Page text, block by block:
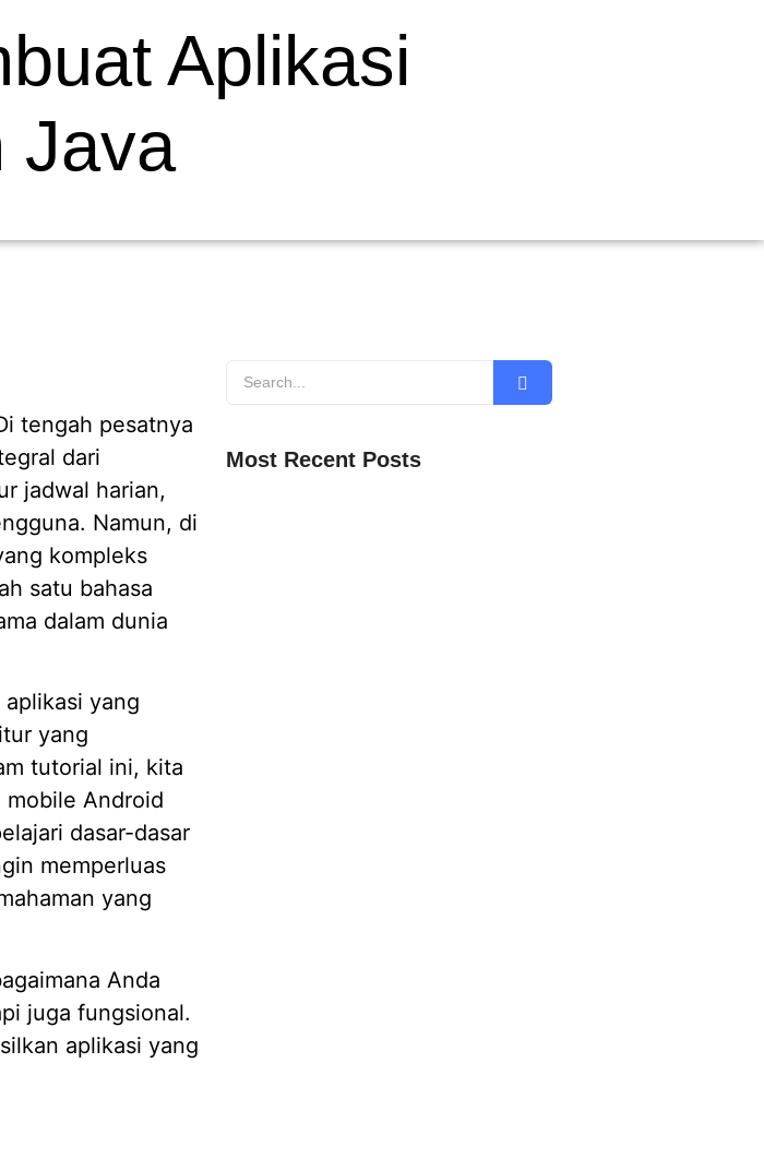
Aplikasi
Java
tengah pesatnya
dari
jadwal harian,
Namun, di
kompleks
satu bahasa
dalam dunia
yang
yang
tutorial ini, kita
mobile Android
dasar-dasar
memperluas
yang
Anda
juga fungsional.
aplikasi yang
Most Recent Posts